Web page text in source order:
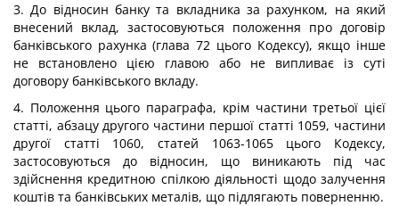
3. До відносин банку та вкладника за рахунком, на який
внесений вклад, застосовуються положення про договір
банківського рахунка (глава 72 цього Кодексу), якщо інше
не встановлено цією главою або не випливає із суті
договору банківського вкладу.
4. Положення цього параграфа, крім частини третьої цієї
статті, абзацу другого частини першої статті 1059, частини
другої статті 1060, статей 1063-1065 цього Кодексу,
застосовуються до відносин, що виникають під час
здійснення кредитною спілкою діяльності щодо залучення
коштів та банківських металів, що підлягають поверненню.